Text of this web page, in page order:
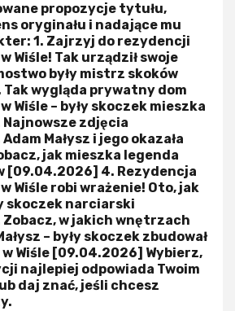
propozycje tytułu,
oryginału i nadające mu
1. Zajrzyj do rezydencji
Wiśle! Tak urządził swoje
były mistrz skoków
wygląda prywatny dom
Wiśle – były skoczek mieszka
Najnowsze zdjęcia
Małysz i jego okazała
jak mieszka legenda
[09.04.2026] 4. Rezydencja
Wiśle robi wrażenie! Oto, jak
skoczek narciarski
w jakich wnętrzach
– były skoczek zbudował
Wiśle [09.04.2026] Wybierz,
najlepiej odpowiada Twoim
daj znać, jeśli chcesz